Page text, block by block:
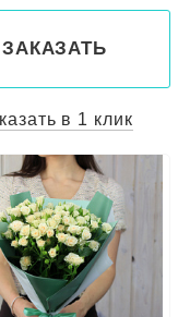
ЗАКАЗАТЬ
в 1 клик